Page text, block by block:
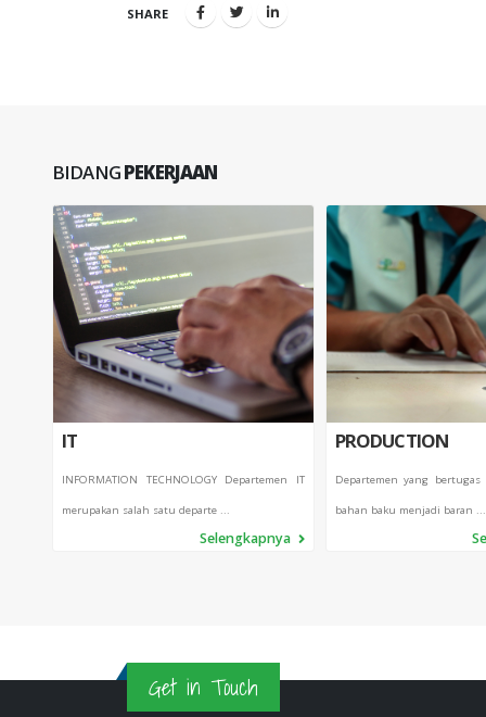
SHARE
BIDANGPEKERJAAN
IT
INFORMATION TECHNOLOGY Departemen IT
merupakan salah satu departe ...
Selengkapnya
PRODUCTION
Departemen yang
bahan baku menjadi baran ...
Get in Touch